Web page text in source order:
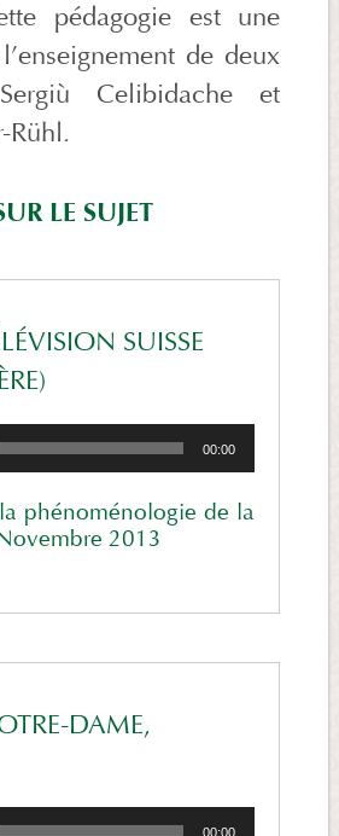
pédagogie est une
de deux
Celibidache et
Rühl.
LE SUJET
SUISSE
00:00
phénoménologie de la
2013
DAME,
00:00